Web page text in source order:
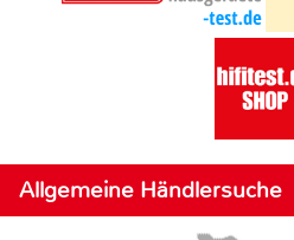
Allgemeine Händlersuche